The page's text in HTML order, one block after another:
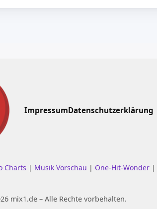
ImpressumDatenschutzerklärung
Charts | Musik Vorschau | One-Hit-Wonder |
mix1.de – Alle Rechte vorbehalten.